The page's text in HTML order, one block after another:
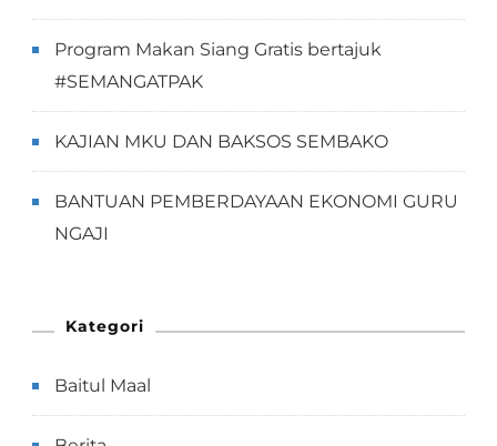
Program Makan Siang Gratis bertajuk
#SEMANGATPAK
KAJIAN MKU DAN BAKSOS SEMBAKO
BANTUAN PEMBERDAYAAN EKONOMI GURU
NGAJI
Kategori
Baitul Maal